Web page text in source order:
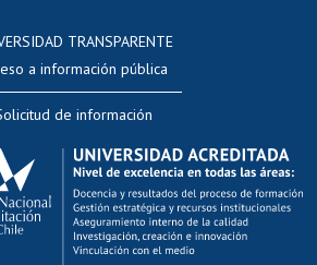
Evaluación docente
Calificación académica
Postulación al AUCAI
Funcionarias/os
internos de capacitación
TRANSPARENTE
a información pública
de información